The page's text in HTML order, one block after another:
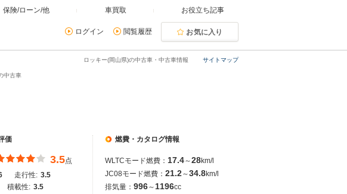
保険/ローン/他 車買取 お役立ち記事
ログイン 閲覧履歴 お気に入り
サイトマップ
ロッキー(岡山県)の中古車・中古車情報
中古車
価
3.5点
走行性: 3.5
積載性: 3.5
燃費・カタログ情報
WLTCモード燃費： 17.4～28km/l
JC08モード燃費： 21.2～34.8km/l
排気量： 996～ 1196cc